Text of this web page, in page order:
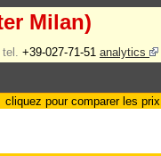
Milan)
tel. +39-027-71-51 analytics
cliquez pour comparer les prix